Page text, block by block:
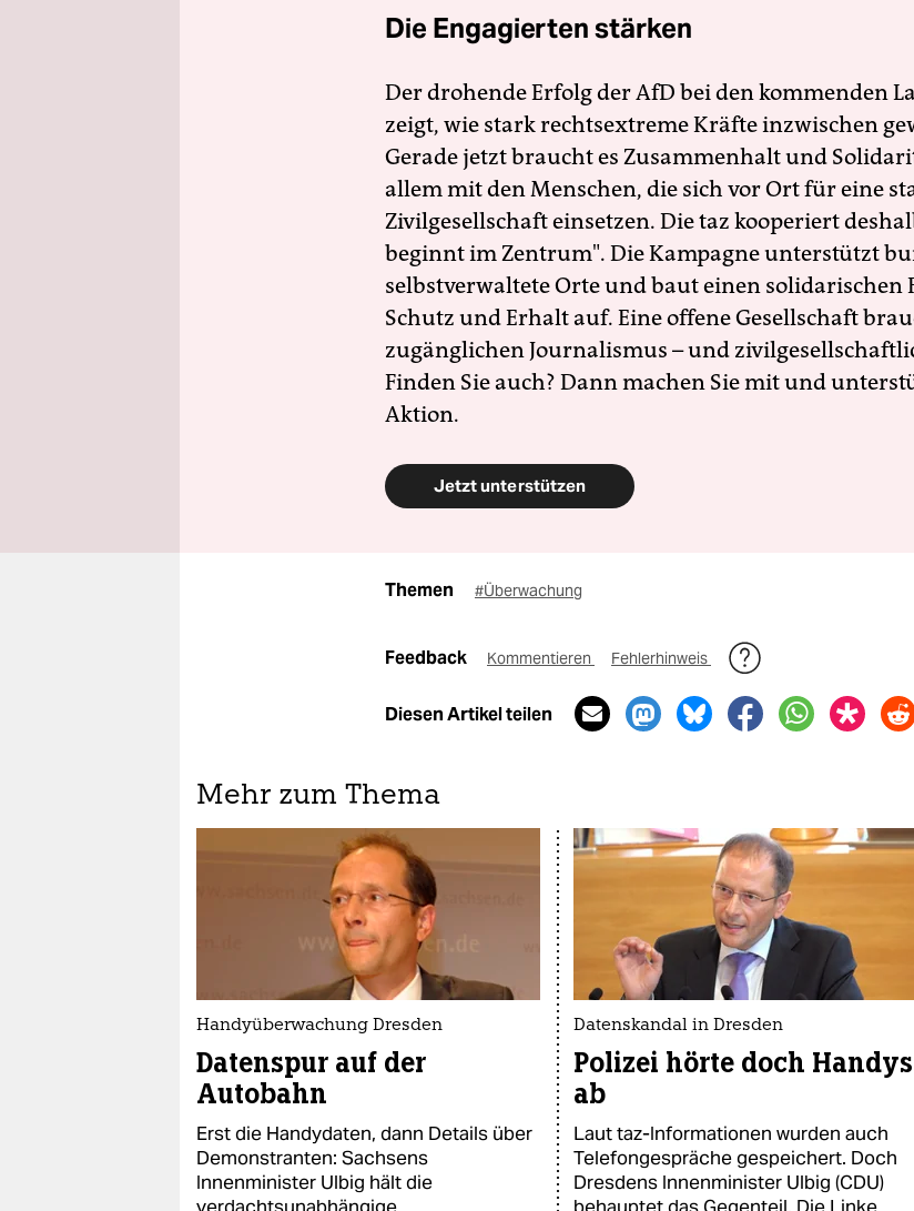
Die Engagierten stärken
Der drohende Erfolg der AfD bei den kommenden
zeigt, wie stark rechtsextreme Kräfte inzwischen
Gerade jetzt braucht es Zusammenhalt und
allem mit den Menschen, die sich vor Ort für eine
Zivilgesellschaft einsetzen. Die taz kooperiert
beginnt im Zentrum". Die Kampagne unterstützt
selbstverwaltete Orte und baut einen solidarischen
Schutz und Erhalt auf. Eine offene Gesellschaft
zugänglichen Journalismus – und
Finden Sie auch? Dann machen Sie mit und
Aktion.
Jetzt unterstützen
Themen #Überwachung
Feedback Kommentieren Fehlerhinweis
Diesen Artikel teilen
Mehr zum Thema
Handyüberwachung Dresden
Datenspur auf der
Autobahn
Erst die Handydaten, dann Details über
Demonstranten: Sachsens
Innenminister Ulbig hält die
Datenskandal in Dresden
Polizei hörte doch Handys
ab
Laut taz-Informationen wurden auch
Telefongespräche gespeichert. Doch
Dresdens Innenminister Ulbig (CDU)